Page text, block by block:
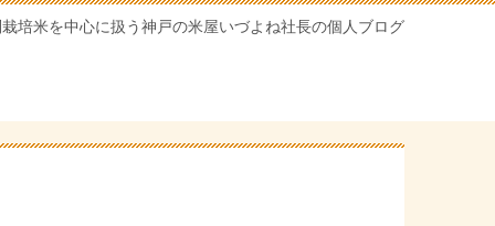
培米を中心に扱う神戸の米屋いづよね社長の個人ブログ